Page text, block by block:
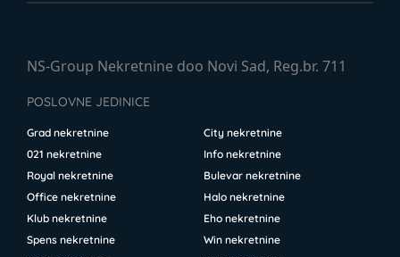
NS-Group Nekretnine doo Novi Sad, Reg.br. 711
POSLOVNE JEDINICE
Grad nekretnine
City nekretnine
021 nekretnine
Info nekretnine
Royal nekretnine
Bulevar nekretnine
Office nekretnine
Halo nekretnine
Klub nekretnine
Eho nekretnine
Spens nekretnine
Win nekretnine